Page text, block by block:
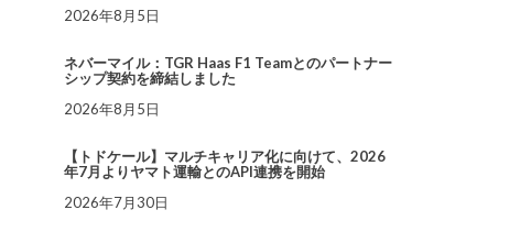
2026年8月5日
ネバーマイル：TGR Haas F1 Teamとのパートナー
シップ契約を締結しました
2026年8月5日
【トドケール】マルチキャリア化に向けて、2026
年7月よりヤマト運輸とのAPI連携を開始
2026年7月30日